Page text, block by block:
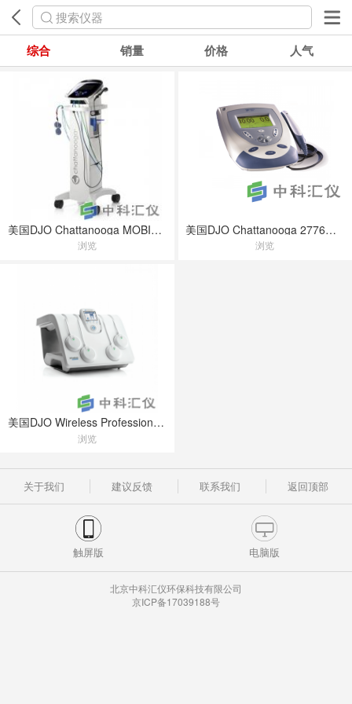
搜索仪器
综合 销量 价格 人气
美国DJO Chattanooga MOBILE 2超声波理疗仪(2776升级款)
浏览
美国DJO Chattanooga 2776超声波治疗仪
浏览
美国DJO Wireless Professional神经肌肉刺激器
浏览
关于我们 建议反馈 联系我们 返回顶部
触屏版 电脑版
北京中科汇仪环保科技有限公司
京ICP备17039188号